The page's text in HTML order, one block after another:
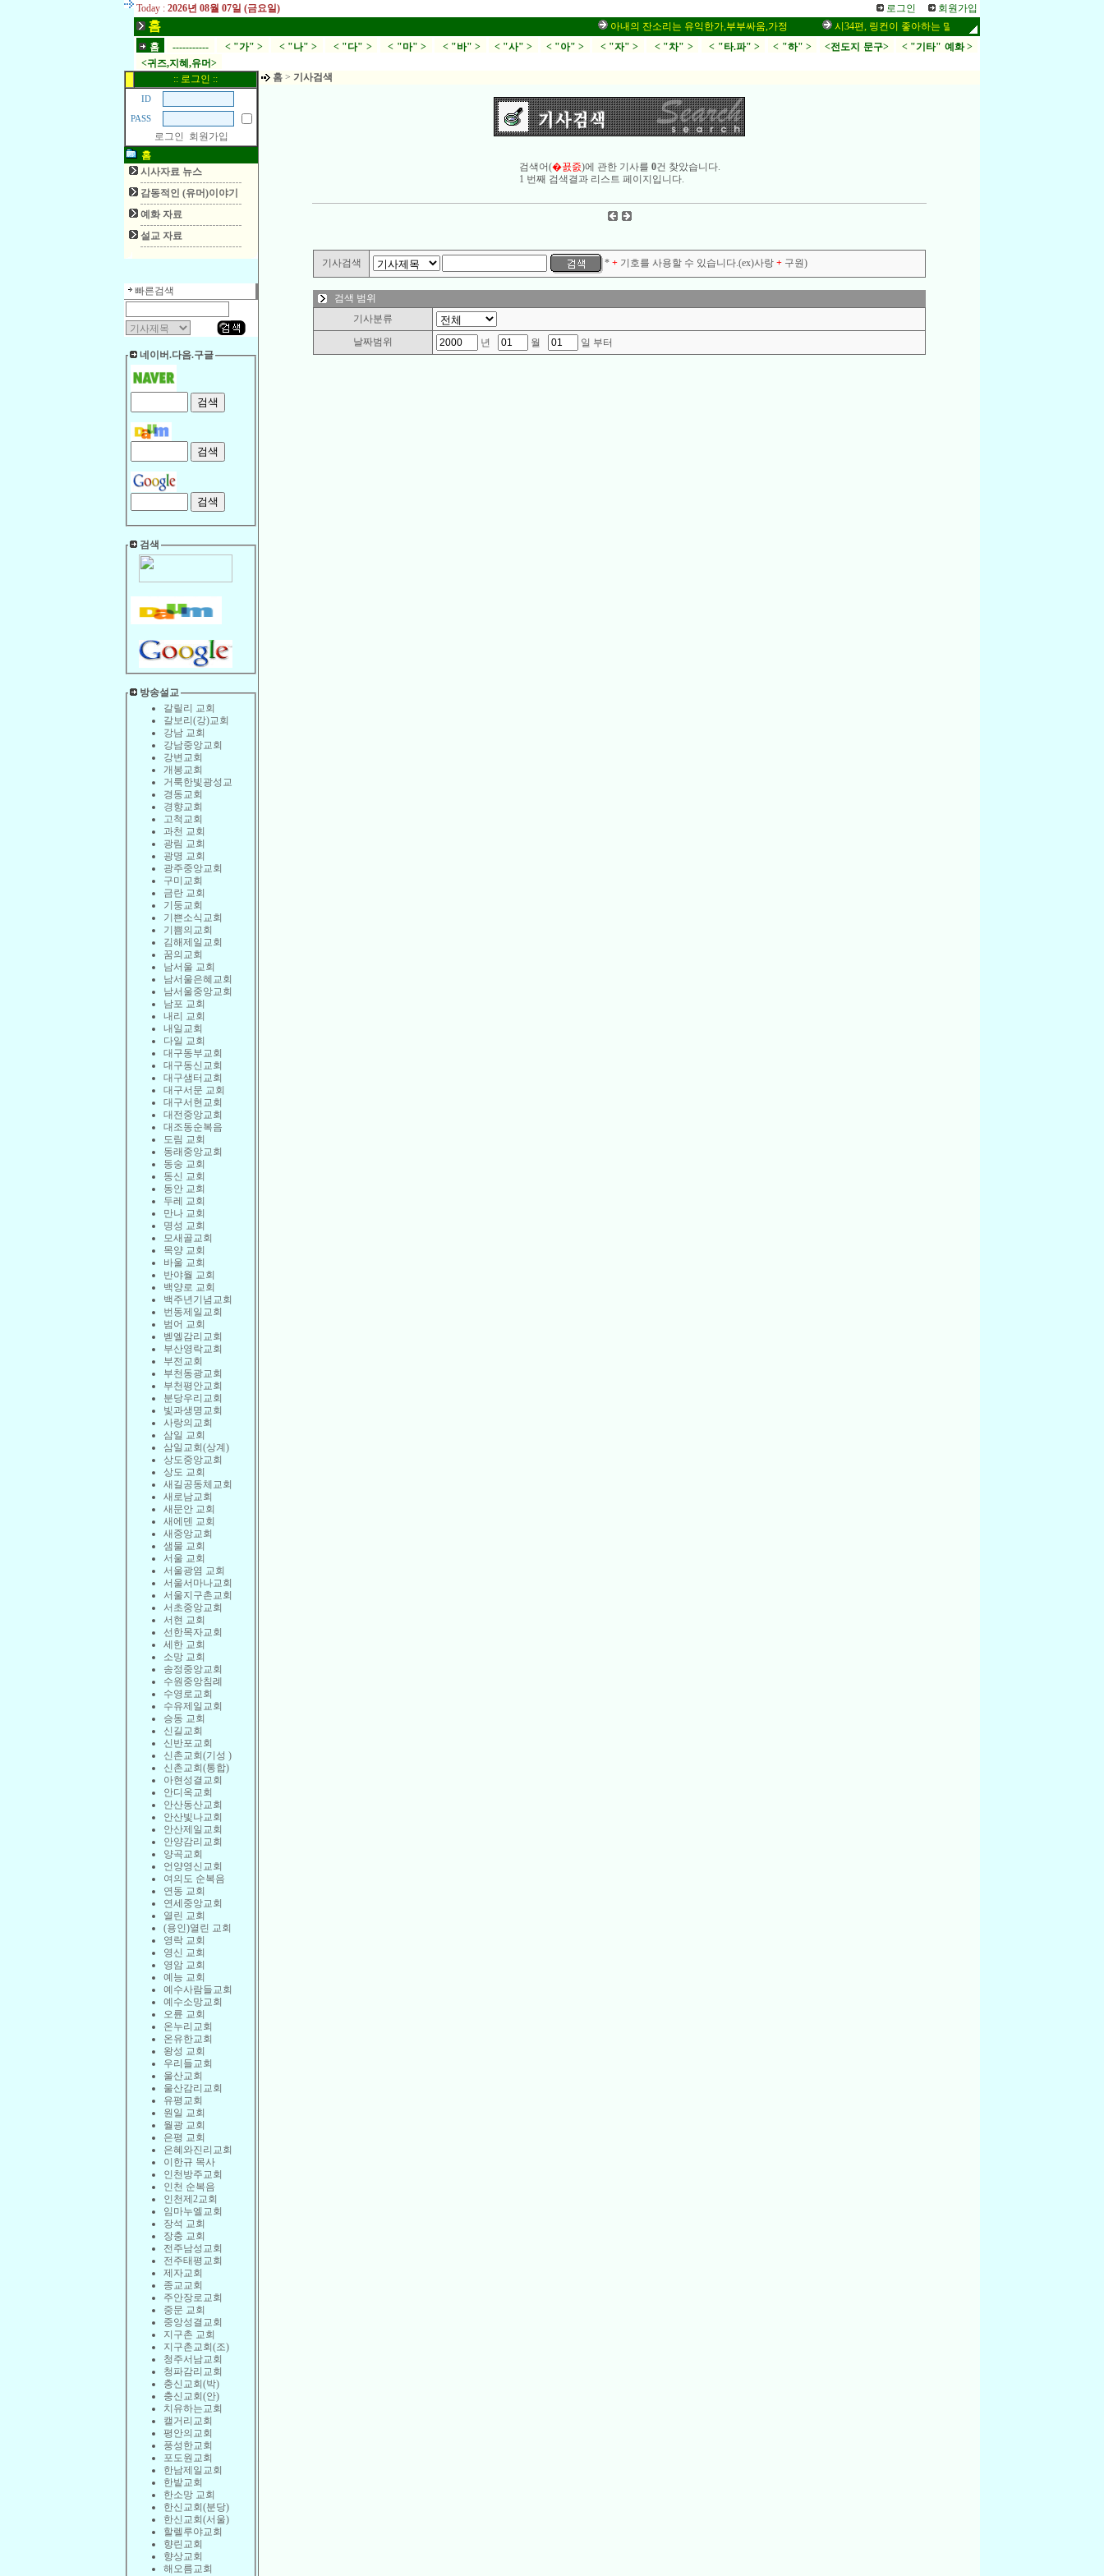
Today : 2026년 08월 07일 (금요일) 로그인 회원가입
홈 아내의 잔소리는 유익한가,부부싸움,가정 시34편, 링컨이 좋아하는 말씀,응답,두려움
홈
----------- < "가" > < "나" > < "다" > < "마" > < "바" > < "사" > < "아" > < "자" > < "차" > < "타.파" > < "하" > <전도지 문구>
< "기타" 예화 >
<귀즈,지혜,유머>
:: 로그인 ::
ID
PASS
로그인
회원가입
홈
시사자료 뉴스
감동적인 (유머)이야기
예화 자료
설교 자료
빠른검색
네이버.다음.구글
검색
방송설교
갈릴리 교회
갈보리(강)교회
강남 교회
강남중앙교회
강변교회
개봉교회
거룩한빛광성교
경동교회
경향교회
고척교회
과천 교회
광림 교회
광명 교회
광주중앙교회
구미교회
금란 교회
기둥교회
기쁜소식교회
기쁨의교회
김해제일교회
꿈의교회
남서울 교회
남서울은혜교회
남서울중앙교회
남포 교회
내리 교회
내일교회
다일 교회
대구동부교회
대구동신교회
대구샘터교회
대구서문 교회
대구서현교회
대전중앙교회
대조동순복음
도림 교회
동래중앙교회
동숭 교회
동신 교회
동안 교회
두레 교회
만나 교회
명성 교회
모새골교회
목양 교회
바울 교회
반야월 교회
백양로 교회
백주년기념교회
번동제일교회
범어 교회
벧엘감리교회
부산영락교회
부전교회
부천동광교회
부천평안교회
분당우리교회
빛과생명교회
사랑의교회
삼일 교회
삼일교회(상계)
상도중앙교회
상도 교회
새길공동체교회
새로남교회
새문안 교회
새에덴 교회
새중앙교회
샘물 교회
서울 교회
서울광염 교회
서울서마나교회
서울지구촌교회
서초중앙교회
서현 교회
선한목자교회
세한 교회
소망 교회
송정중앙교회
수원중앙침례
수영로교회
수유제일교회
승동 교회
신길교회
신반포교회
신촌교회(기성 )
신촌교회(통합)
아현성결교회
안디옥교회
안산동산교회
안산빛나교회
안산제일교회
안양감리교회
양곡교회
언양영신교회
여의도 순복음
연동 교회
연세중앙교회
열린 교회
(용인)열린 교회
영락 교회
영신 교회
영암 교회
예능 교회
예수사람들교회
예수소망교회
오륜 교회
온누리교회
온유한교회
왕성 교회
우리들교회
울산교회
울산감리교회
유평교회
원일 교회
월광 교회
은평 교회
은혜와진리교회
이한규 목사
인천방주교회
인천 순복음
인천제2교회
임마누엘교회
장석 교회
장충 교회
전주남성교회
전주태평교회
제자교회
종교교회
주안장로교회
중문 교회
중앙성결교회
지구촌 교회
지구촌교회(조)
청주서남교회
청파감리교회
충신교회(박)
충신교회(안)
치유하는교회
캘거리교회
평안의교회
풍성한교회
포도원교회
한남제일교회
한밭교회
한소망 교회
한신교회(분당)
한신교회(서울)
할렐루야교회
향린교회
향상교회
해오름교회
홈 > 기사검색
검색어(�꾨줈)에 관한 기사를 0건 찾았습니다.
1 번째 검색결과 리스트 페이지입니다.
기사검색 * + 기호를 사용할 수 있습니다.(ex)사랑 + 구원)
검색 범위
기사분류
날짜범위
년 월 일 부터